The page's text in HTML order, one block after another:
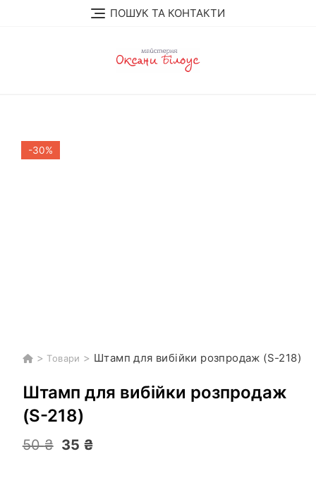
ПОШУК ТА КОНТАКТИ
-30%
> Товари > Штамп для вибійки розпродаж (S-218)
Штамп для вибійки розпродаж
(S-218)
50₴ Оригінальна
35 ₴